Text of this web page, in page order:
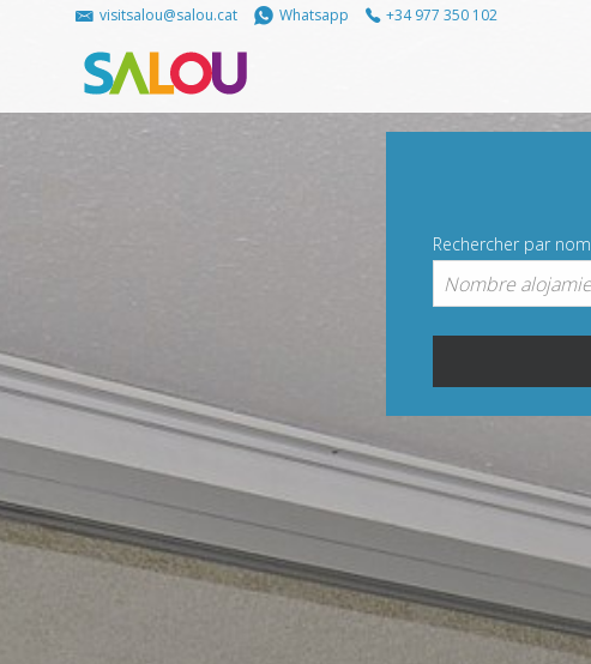
visitsalou@salou.cat Whatsapp +34 977 350 102
Rechercher par nom